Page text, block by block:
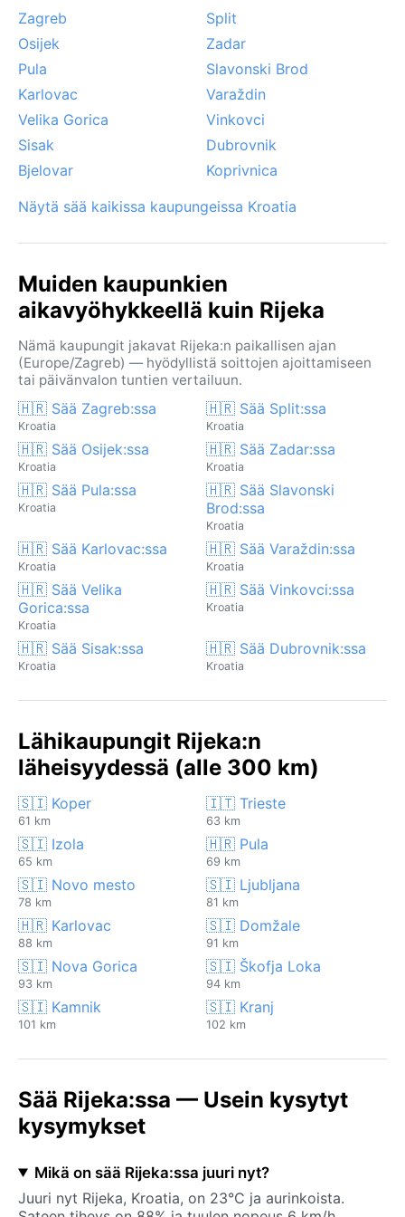
Huomionarvoinen sääilmiö on bura, pohjoistuuli, joka
puhaltaa talvella ja alkukeväästä, joskus jopa 100
km/h nopeudella – se tuo kirkasta taivasta ja
kylmyyttä. Syksyllä toisinaan esiintyy sirokko-aaltoja,
jotka tuovat Saharan hiekkaa. Rijeka ei juuri kärsi
voivat olla yllättävän rankkoja. Kaiken kaikkiaan
kaupungissa on merellinen tunnelma, jota
vuodenaikojen vaihtelu elävöittää.
Zagreb
Split
Osijek
Zadar
Pula
Slavonski Brod
Karlovac
Varaždin
Velika Gorica
Vinkovci
Sisak
Dubrovnik
Bjelovar
Koprivnica
Näytä sää kaikissa kaupungeissa Kroatia
Muiden kaupunkien
aikavyöhykkeellä kuin Rijeka
Nämä kaupungit jakavat Rijeka:n paikallisen ajan
(Europe/Zagreb) — hyödyllistä soittojen ajoittamiseen
tai päivänvalon tuntien vertailuun.
🇭🇷 Sää Zagreb:ssa
Kroatia
🇭🇷 Sää Split:ssa
Kroatia
🇭🇷 Sää Osijek:ssa
Kroatia
🇭🇷 Sää Zadar:ssa
Kroatia
🇭🇷 Sää Pula:ssa
Kroatia
🇭🇷 Sää Slavonski
Brod:ssa
Kroatia
🇭🇷 Sää Karlovac:ssa
Kroatia
🇭🇷 Sää Varaždin:ssa
Kroatia
🇭🇷 Sää Velika
Gorica:ssa
Kroatia
🇭🇷 Sää Vinkovci:ssa
Kroatia
🇭🇷 Sää Sisak:ssa
Kroatia
🇭🇷 Sää Dubrovnik:ssa
Kroatia
Lähikaupungit Rijeka:n
läheisyydessä (alle 300 km)
🇸🇮 Koper
61 km
🇮🇹 Trieste
63 km
🇸🇮 Izola
65 km
🇭🇷 Pula
69 km
🇸🇮 Novo mesto
78 km
🇸🇮 Ljubljana
81 km
🇭🇷 Karlovac
88 km
🇸🇮 Domžale
91 km
🇸🇮 Nova Gorica
93 km
🇸🇮 Škofja Loka
94 km
🇸🇮 Kamnik
101 km
🇸🇮 Kranj
102 km
Sää Rijeka:ssa — Usein kysytyt
kysymykset
Mikä on sää Rijeka:ssa juuri nyt?
Juuri nyt Rijeka, Kroatia, on 23°C ja aurinkoista.